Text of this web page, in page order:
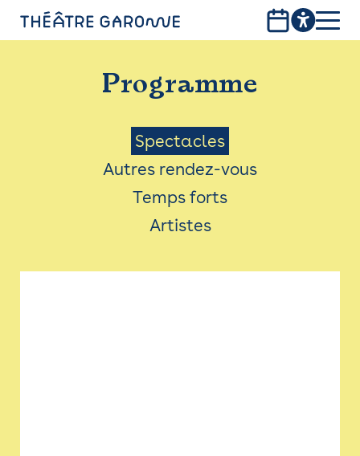
PROGRAMME
INFOS PRATIQUES
AVEC LES PUBLICS
ACCESSIBILITÉ
LES PRODUCTIONS
Programme
Menu
Saison
Spectacles
Autres rendez-vous
Temps forts
Artistes